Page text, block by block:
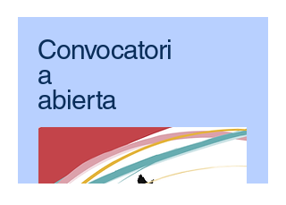
Convocatori
a
abierta